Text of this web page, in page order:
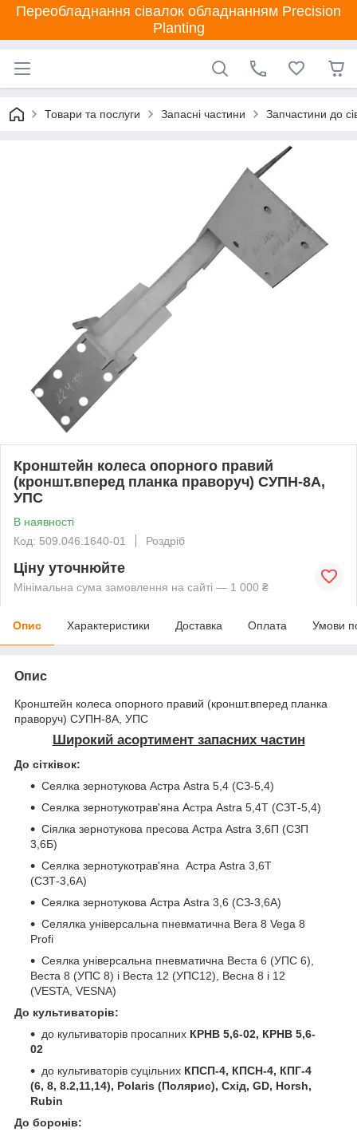
Переобладнання сівалок обладнанням Precision
Planting
Товари та послуги Запасні частини Запчастини до
Кронштейн колеса опорного правий
(кроншт.вперед планка праворуч) СУПН-8А,
УПС
В наявності
Код: 509.046.1640-01
Роздріб
Ціну уточнюйте
Мінімальна сума замовлення на сайті — 1 000 ₴
Опис Характеристики Доставка Оплата Умови
Опис
Кронштейн колеса опорного правий (кроншт.вперед планка
праворуч) СУПН-8А, УПС
Широкий асортимент запасних частин
До сітківок:
Сеялка зернотукова Астра Astra 5,4 (СЗ-5,4)
Сеялка зернотукотрав'яна Астра Astra 5,4Т (СЗТ-5,4)
Сіялка зернотукова пресова Астра Astra 3,6П (СЗП
3,6Б)
Сеялка зернотукотрав'яна Астра Astra 3,6Т
(СЗТ-3,6А)
Сеялка зернотукова Астра Astra 3,6 (СЗ-3,6А)
Селялка універсальна пневматична Вега 8 Vega 8
Profi
Сеялка універсальна пневматична Веста 6 (УПС 6),
Веста 8 (УПС 8) і Веста 12 (УПС12), Весна 8 і 12
(VESTA, VESNA)
До культиваторів:
до культиваторів просапних КРНВ 5,6-02, КРНВ 5,6-
02
до культиваторів суцільних КПСП-4, КПСН-4, КПГ-4
(6, 8, 8.2,11,14), Polaris (Полярис), Схід, GD, Horsh,
Rubin
До боронів: